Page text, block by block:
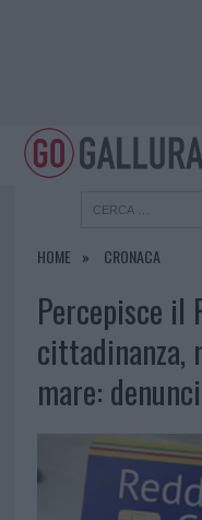
HOME CRONACA
Percepisce il
cittadinanza,
mare: